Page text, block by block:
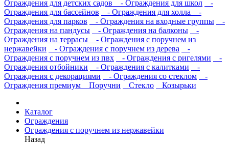
Ограждения для детских садов
- Ограждения для школ
-
Ограждения для бассейнов
- Ограждения для холла
-
Ограждения для парков
- Ограждения на входные группы
-
Ограждения на пандусы
- Ограждения на балконы
-
Ограждения на террасы
- Ограждения с поручнем из
нержавейки
- Ограждения с поручнем из дерева
-
Ограждения с поручнем из пвх
- Ограждения с ригелями
-
Ограждения отбойники
- Ограждения с калитками
-
Ограждения с декорациями
- Ограждения со стеклом
-
Ограждения премиум
Поручни Стекло Козырьки
Каталог
Ограждения
Ограждения с поручнем из нержавейки
Назад